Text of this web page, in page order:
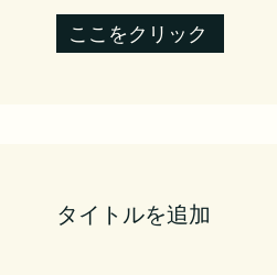
ここをクリック
タイトルを追加